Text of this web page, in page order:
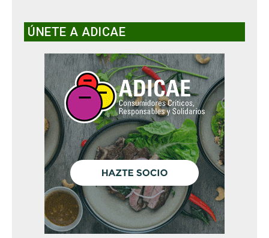
ÚNETE A ADICAE